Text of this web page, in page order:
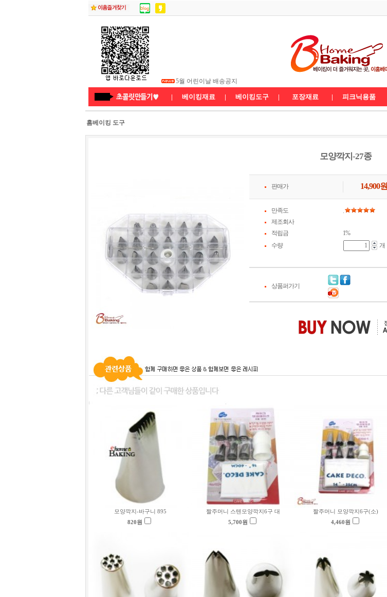
5월 어린이날 배송공지
| 베이킹재료 | 베이킹도구 | 포장재료 | 피크닉용품
홈베이킹 도구
모양깍지-27종
판매가 14,900원
만족도
.
제조회사
적립금
1%
수량
개
상품퍼가기
모양깍지-바구니 895 짤주머니 스텐모양깍지6구 대 짤주머니 모양깍지6구(소)
820원 5,700원 4,460원